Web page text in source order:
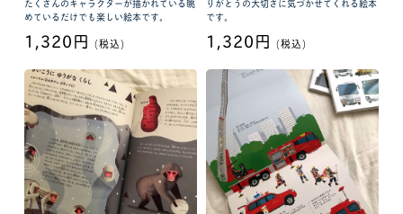
たくさんのキャラクターが描かれている眺
めているだけでも楽しい絵本です。
1,320円 (税込)
りがとうの大切さに気づかせてくれる絵本
です。
1,320円 (税込)